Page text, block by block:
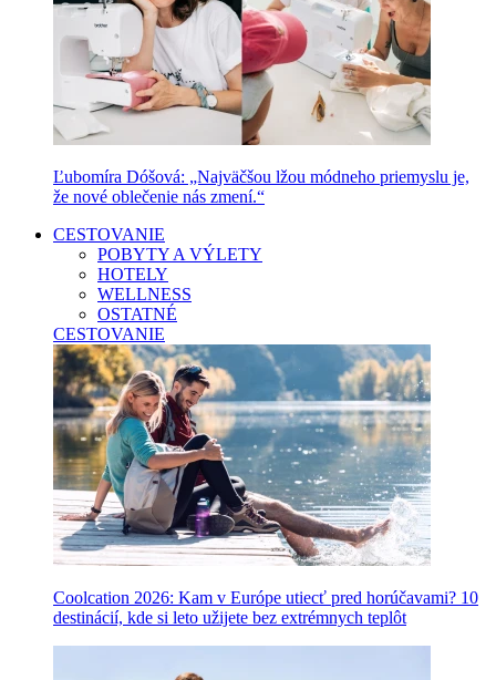
Ľubomíra Dóšová: „Najväčšou lžou módneho priemyslu je,
že nové oblečenie nás zmení.“
CESTOVANIE
POBYTY A VÝLETY
HOTELY
WELLNESS
OSTATNÉ
CESTOVANIE
Coolcation 2026: Kam v Európe utiecť pred horúčavami? 10
destinácií, kde si leto užijete bez extrémnych teplôt